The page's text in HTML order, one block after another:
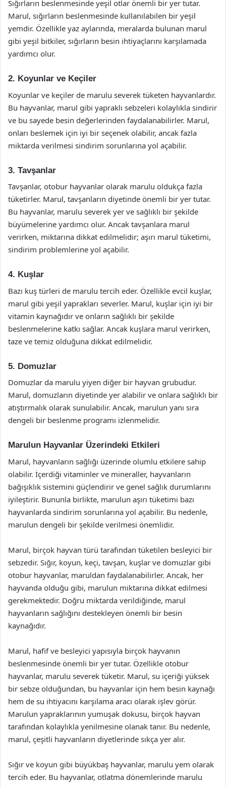
Sığırların beslenmesinde yeşil otlar önemli bir yer tutar.
Marul, sığırların beslenmesinde kullanılabilen bir yeşil
yemdir. Özellikle yaz aylarında, meralarda bulunan marul
gibi yeşil bitkiler, sığırların besin ihtiyaçlarını karşılamada
yardımcı olur.
2. Koyunlar ve Keçiler
Koyunlar ve keçiler de marulu severek tüketen hayvanlardır.
Bu hayvanlar, marul gibi yapraklı sebzeleri kolaylıkla sindirir
ve bu sayede besin değerlerinden faydalanabilirler. Marul,
onları beslemek için iyi bir seçenek olabilir, ancak fazla
miktarda verilmesi sindirim sorunlarına yol açabilir.
3. Tavşanlar
Tavşanlar, otobur hayvanlar olarak marulu oldukça fazla
tüketirler. Marul, tavşanların diyetinde önemli bir yer tutar.
Bu hayvanlar, marulu severek yer ve sağlıklı bir şekilde
büyümelerine yardımcı olur. Ancak tavşanlara marul
verirken, miktarına dikkat edilmelidir; aşırı marul tüketimi,
sindirim problemlerine yol açabilir.
4. Kuşlar
Bazı kuş türleri de marulu tercih eder. Özellikle evcil kuşlar,
marul gibi yeşil yaprakları severler. Marul, kuşlar için iyi bir
vitamin kaynağıdır ve onların sağlıklı bir şekilde
beslenmelerine katkı sağlar. Ancak kuşlara marul verirken,
taze ve temiz olduğuna dikkat edilmelidir.
5. Domuzlar
Domuzlar da marulu yiyen diğer bir hayvan grubudur.
Marul, domuzların diyetinde yer alabilir ve onlara sağlıklı bir
atıştırmalık olarak sunulabilir. Ancak, marulun yanı sıra
dengeli bir beslenme programı izlenmelidir.
Marulun Hayvanlar Üzerindeki Etkileri
Marul, hayvanların sağlığı üzerinde olumlu etkilere sahip
olabilir. İçerdiği vitaminler ve mineraller, hayvanların
bağışıklık sistemini güçlendirir ve genel sağlık durumlarını
iyileştirir. Bununla birlikte, marulun aşırı tüketimi bazı
hayvanlarda sindirim sorunlarına yol açabilir. Bu nedenle,
marulun dengeli bir şekilde verilmesi önemlidir.
Marul, birçok hayvan türü tarafından tüketilen besleyici bir
sebzedir. Sığır, koyun, keçi, tavşan, kuşlar ve domuzlar gibi
otobur hayvanlar, maruldan faydalanabilirler. Ancak, her
hayvanda olduğu gibi, marulun miktarına dikkat edilmesi
gerekmektedir. Doğru miktarda verildiğinde, marul
hayvanların sağlığını destekleyen önemli bir besin
kaynağıdır.
Marul, hafif ve besleyici yapısıyla birçok hayvanın
beslenmesinde önemli bir yer tutar. Özellikle otobur
hayvanlar, marulu severek tüketir. Marul, su içeriği yüksek
bir sebze olduğundan, bu hayvanlar için hem besin kaynağı
hem de su ihtiyacını karşılama aracı olarak işlev görür.
Marulun yapraklarının yumuşak dokusu, birçok hayvan
tarafından kolaylıkla yenilmesine olanak tanır. Bu nedenle,
marul, çeşitli hayvanların diyetlerinde sıkça yer alır.
Sığır ve koyun gibi büyükbaş hayvanlar, marulu yem olarak
tercih eder. Bu hayvanlar, otlatma dönemlerinde marulu